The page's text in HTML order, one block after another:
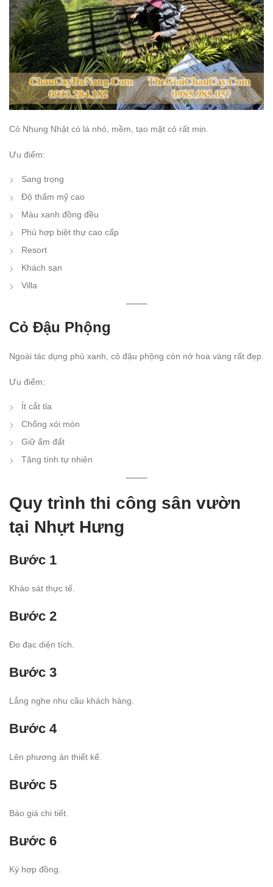
Cỏ Nhung Nhật có lá nhỏ, mềm, tạo mặt cỏ rất mịn.
Ưu điểm:
Sang trọng
Độ thẩm mỹ cao
Màu xanh đồng đều
Phù hợp biệt thự cao cấp
Resort
Khách sạn
Villa
Cỏ Đậu Phộng
Ngoài tác dụng phủ xanh, cỏ đậu phộng còn nở hoa vàng rất đẹp.
Ưu điểm:
Ít cắt tỉa
Chống xói mòn
Giữ ẩm đất
Tăng tính tự nhiên
Quy trình thi công sân vườn
tại Nhựt Hưng
Bước 1
Khảo sát thực tế.
Bước 2
Đo đạc diện tích.
Bước 3
Lắng nghe nhu cầu khách hàng.
Bước 4
Lên phương án thiết kế.
Bước 5
Báo giá chi tiết.
Bước 6
Ký hợp đồng.